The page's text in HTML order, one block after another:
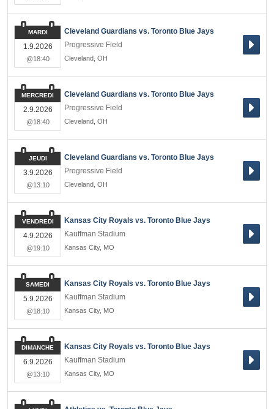
Cleveland Guardians vs. Toronto Blue Jays
Progressive Field
Cleveland OH
MARDI
1.9.2026
@18:40
Cleveland Guardians vs. Toronto Blue Jays
Progressive Field
Cleveland OH
MERCREDI
2.9.2026
@18:40
Cleveland Guardians vs. Toronto Blue Jays
Progressive Field
Cleveland OH
JEUDI
3.9.2026
@13:10
Kansas City Royals vs. Toronto Blue Jays
Kauffman Stadium
Kansas City, MO
VENDREDI
4.9.2026
@19:10
Kansas City Royals vs. Toronto Blue Jays
Kauffman Stadium
Kansas City, MO
SAMEDI
5.9.2026
@18:10
Kansas City Royals vs. Toronto Blue Jays
Kauffman Stadium
Kansas City, MO
DIMANCHE
6.9.2026
@13:10